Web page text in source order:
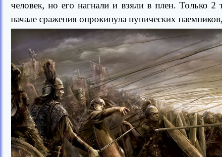
человек, но его нагнали и взяли в плен. Только
начале сражения опрокинула пунических